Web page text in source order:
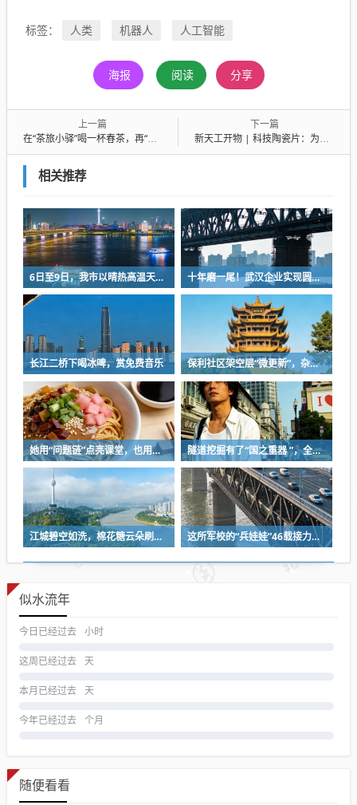
标签： 人类 机器人 人工智能
海报 阅读 分享
上一篇
在“茶旅小驿”喝一杯春茶，再“云游”25个湖北茶旅打卡点
下一篇
新天工开物 | 科技陶瓷片：为芯片装上高效“空调”
相关推荐
6日至9日，我市以晴热高温天气为主 十年磨一尾！武汉企业实现圆口铜鱼规模化繁育
长江二桥下喝冰啤，赏免费音乐 保利社区架空层“微更新”，杂物堆放区变身健身活动室
她用“问题链”点亮课堂，也用一份耐心等来孩子成长 隧道挖掘有了“国之重器 ”，全球首台掘爆机在武汉下线
江城碧空如洗，棉花糖云朵刷屏蓝天 这所军校的“兵娃娃”46载接力，守护盲人宿舍
似水流年
今日已经过去 小时
这周已经过去 天
本月已经过去 天
今年已经过去 个月
随便看看